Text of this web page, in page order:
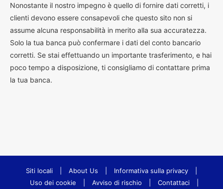
Nonostante il nostro impegno è quello di fornire dati corretti, i
clienti devono essere consapevoli che questo sito non si
assume alcuna responsabilità in merito alla sua accuratezza.
Solo la tua banca può confermare i dati del conto bancario
corretti. Se stai effettuando un importante trasferimento, e hai
poco tempo a disposizione, ti consigliamo di contattare prima
la tua banca.
Siti locali About Us Informativa sulla privacy
Uso dei cookie
Avviso di rischio Contattaci